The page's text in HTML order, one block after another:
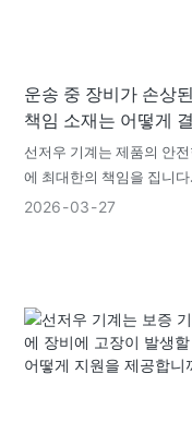
운송 중 장비가 손상
책임 소재는 어떻게
니까?
선저우 기계는 제품의 안
에 최대한의 책임을 집니다.
2026 03 27